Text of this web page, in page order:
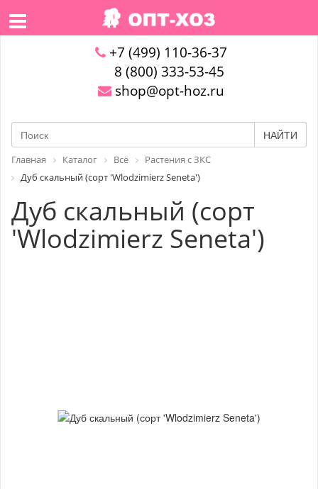
+7 (499) 110-36-37
8 (800) 333-53-45
shop@opt-hoz.ru
НАЙТИ
Главная Каталог Всё
Растения с ЗКС
Дуб скальный (сорт 'Wlodzimierz Seneta')
Дуб скальный (сорт
'Wlodzimierz Seneta')